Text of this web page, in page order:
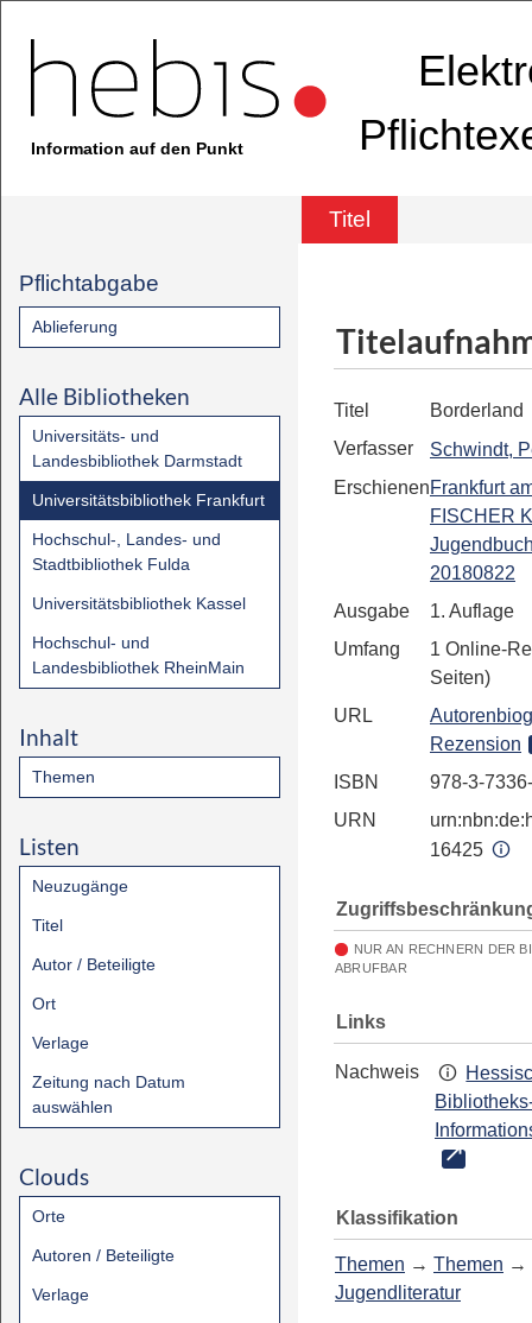
Information auf den Punkt
Titel
Pflichtabgabe
Ablieferung
Alle Bibliotheken
Universitäts- und
Landesbibliothek Darmstadt
Universitätsbibliothek Frankfurt
Hochschul-, Landes- und
Stadtbibliothek Fulda
Universitätsbibliothek Kassel
Hochschul- und
Landesbibliothek RheinMain
Inhalt
Themen
Listen
Neuzugänge
Titel
Autor / Beteiligte
Ort
Verlage
Zeitung nach Datum
auswählen
Clouds
Orte
Autoren / Beteiligte
Verlage
Titel
Borderland
Verfasser
Schwindt,
ErschienenFrankfurt
FISCHER
20180822
Ausgabe
1. Auflage
Umfang
1 Online-
Seiten)
URL
Rezension
ISBN
978-3-
URN
16425
NUR AN RECHNERN DER
ABRUFBAR
Links
Nachweis
Klassifikation
Themen → Themen →
Jugendliteratur